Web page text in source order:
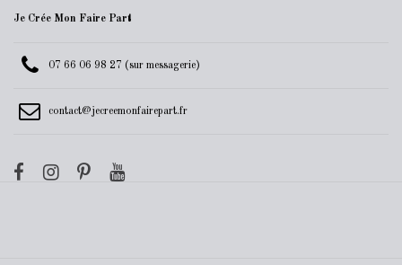
Je Crée Mon Faire Part
07 66 06 98 27 (sur messagerie)
contact@jecreemonfairepart.fr